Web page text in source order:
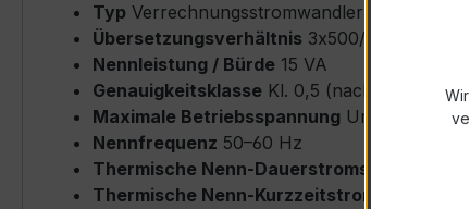
Typ Verrechnungsstromwandler (Ringkern-
Übersetzungsverhältnis 3x500/5 A (drei
Nennleistung / Bürde 15 VA
Genauigkeitsklasse Kl. 0,5 (nach IEC/EN
Maximale Betriebsspannung Um ≤ 0,72 kV
Nennfrequenz 50–60 Hz
Thermische Nenn-Dauerstromstärke
Icth
Thermische Nenn-Kurzzeitstromstärke